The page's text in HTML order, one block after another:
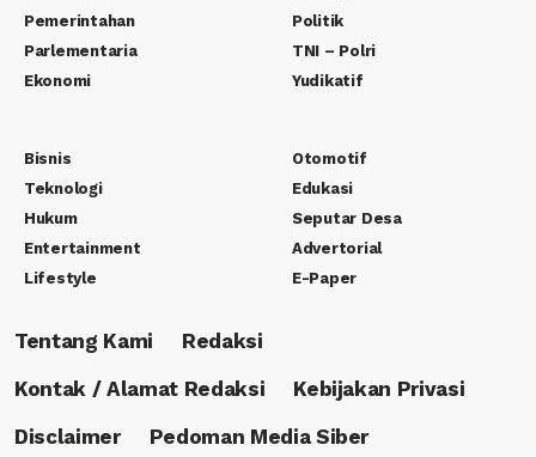
Pemerintahan
Parlementaria
Ekonomi
Politik
TNI – Polri
Yudikatif
Bisnis
Teknologi
Hukum
Entertainment
Lifestyle
Otomotif
Edukasi
Seputar Desa
Advertorial
E-Paper
Tentang Kami
Redaksi
Kontak / Alamat Redaksi
Kebijakan Privasi
Disclaimer
Pedoman Media Siber